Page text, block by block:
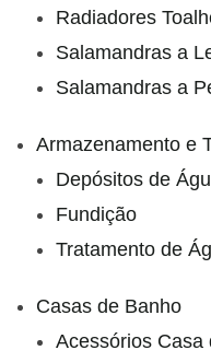
Radiadores
Salamandras a
Salamandras a
Armazenamento e
Depósitos de
Fundição
Tratamento de
Casas de Banho
Acessórios Casa